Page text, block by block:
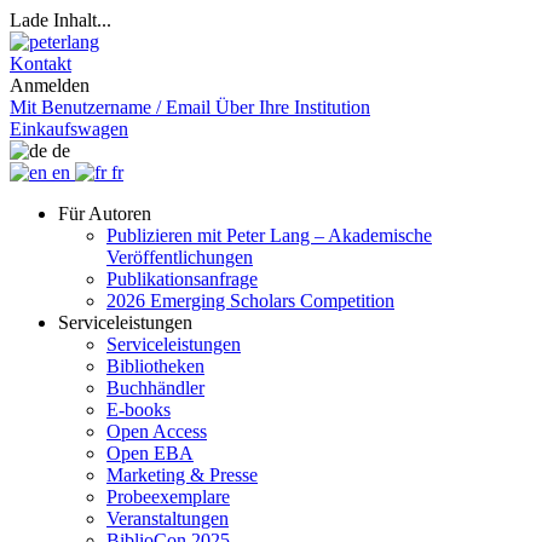
Lade Inhalt...
Kontakt
Anmelden
Mit Benutzername / Email Über Ihre Institution
Einkaufswagen
de
en
fr
Für Autoren
Publizieren mit Peter Lang – Akademische
Veröffentlichungen
Publikationsanfrage
2026 Emerging Scholars Competition
Serviceleistungen
Serviceleistungen
Bibliotheken
Buchhändler
E-books
Open Access
Open EBA
Marketing & Presse
Probeexemplare
Veranstaltungen